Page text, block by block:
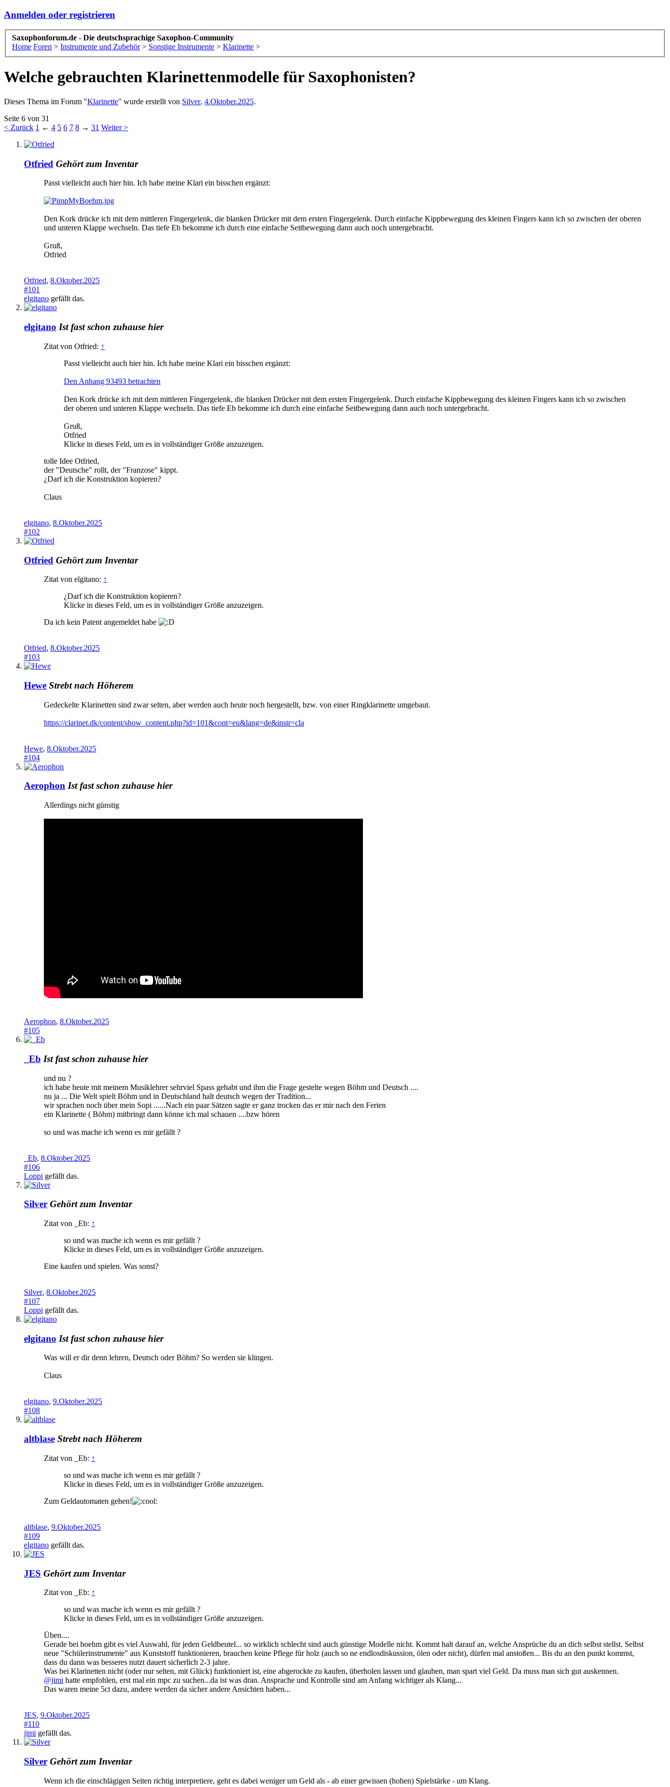
Anmelden oder registrieren
Saxophonforum.de - Die deutschsprachige Saxophon-Community
Home Foren > Instrumente und Zubehör > Sonstige Instrumente > Klarinette >
Welche gebrauchten Klarinettenmodelle für Saxophonisten?
Dieses Thema im Forum "Klarinette" wurde erstellt von Silver, 4.Oktober.2025.
Seite 6 von 31
< Zurück 1 ← 4 5 6 7 8 → 31 Weiter >
Otfried Gehört zum Inventar
Passt vielleicht auch hier hin. Ich habe meine Klari ein bisschen ergänzt:
Den Kork drücke ich mit dem mittleren Fingergelenk, die blanken Drücker mit dem ersten Fingergelenk. Durch einfache Kippbewegung des kleinen Fingers kann ich so zwischen der oberen
und unteren Klappe wechseln. Das tiefe Eb bekomme ich durch eine einfache Seitbewegung dann auch noch untergebracht.
Gruß,
Otfried
Otfried, 8.Oktober.2025
#101
elgitano gefällt das.
elgitano Ist fast schon zuhause hier
Zitat von Otfried: ↑
Passt vielleicht auch hier hin. Ich habe meine Klari ein bisschen ergänzt:
Den Anhang 93493 betrachten
Den Kork drücke ich mit dem mittleren Fingergelenk, die blanken Drücker mit dem ersten Fingergelenk. Durch einfache Kippbewegung des kleinen Fingers kann ich so zwischen
der oberen und unteren Klappe wechseln. Das tiefe Eb bekomme ich durch eine einfache Seitbewegung dann auch noch untergebracht.
Gruß,
Otfried
Klicke in dieses Feld, um es in vollständiger Größe anzuzeigen.
tolle Idee Otfried,
der "Deutsche" rollt, der "Franzose" kippt.
¿Darf ich die Konstruktion kopieren?
Claus
elgitano, 8.Oktober.2025
#102
Otfried Gehört zum Inventar
Zitat von elgitano: ↑
¿Darf ich die Konstruktion kopieren?
Klicke in dieses Feld, um es in vollständiger Größe anzuzeigen.
Da ich kein Patent angemeldet habe
Otfried, 8.Oktober.2025
#103
Hewe Strebt nach Höherem
Gedeckelte Klarinetten sind zwar selten, aber werden auch heute noch hergestellt, bzw. von einer Ringklarinette umgebaut.
https://clarinet.dk/content/show_content.php?id=101&cont=eu&lang=de&instr=cla
Hewe, 8.Oktober.2025
#104
Aerophon Ist fast schon zuhause hier
Allerdings nicht günstig
Aerophon, 8.Oktober.2025
#105
_Eb Ist fast schon zuhause hier
und nu ?
ich habe heute mit meinem Musiklehrer sehrviel Spass gehabt und ihm die Frage gestelte wegen Böhm und Deutsch ....
nu ja ... Die Welt spielt Böhm und in Deutschland halt deutsch wegen der Tradition...
wir sprachen noch über mein Sopi ......Nach ein paar Sätzen sagte er ganz trocken das er mir nach den Ferien
ein Klarinette ( Böhm) mitbringt dann könne ich mal schauen ....bzw hören
so und was mache ich wenn es mir gefällt ?
_Eb, 8.Oktober.2025
#106
Loppi gefällt das.
Silver Gehört zum Inventar
Zitat von _Eb: ↑
so und was mache ich wenn es mir gefällt ?
Klicke in dieses Feld, um es in vollständiger Größe anzuzeigen.
Eine kaufen und spielen. Was sonst?
Silver, 8.Oktober.2025
#107
Loppi gefällt das.
elgitano Ist fast schon zuhause hier
Was will er dir denn lehren, Deutsch oder Böhm? So werden sie klingen.
Claus
elgitano, 9.Oktober.2025
#108
altblase Strebt nach Höherem
Zitat von _Eb: ↑
so und was mache ich wenn es mir gefällt ?
Klicke in dieses Feld, um es in vollständiger Größe anzuzeigen.
Zum Geldautomaten gehen!
altblase, 9.Oktober.2025
#109
elgitano gefällt das.
JES Gehört zum Inventar
Zitat von _Eb: ↑
so und was mache ich wenn es mir gefällt ?
Klicke in dieses Feld, um es in vollständiger Größe anzuzeigen.
Üben....
Gerade bei boehm gibt es viel Auswahl, für jeden Geldbeutel... so wirklich schlecht sind auch günstige Modelle nicht. Kommt halt darauf an, welche Ansprüche du an dich selbst stellst. Selbst
neue "Schülerinstrumente" aus Kunststoff funktionieren, brauchen keine Pflege für holz (auch so ne endlosdiskussion, ölen oder nicht), dürfen mal anstoßen... Bis du an den punkt kommst,
dass du dann was besseres nutzt dauert sicherlich 2-3 jahre.
Was bei Klarinetten nicht (oder nur selten, mit Glück) funktioniert ist, eine abgerockte zu kaufen, überholen lassen und glauben, man spart viel Geld. Da muss man sich gut auskennen.
@jimi hatte empfohlen, erst mal ein mpc zu suchen...da ist was dran. Ansprache und Kontrolle sind am Anfang wichtiger als Klang...
Das waren meine 5ct dazu, andere werden da sicher andere Ansichten haben...
JES, 9.Oktober.2025
#110
jimi gefällt das.
Silver Gehört zum Inventar
Wenn ich die einschlägigen Seiten richtig interpretiere, geht es dabei weniger um Geld als - ab einer gewissen (hohen) Spielstärke - um Klang.